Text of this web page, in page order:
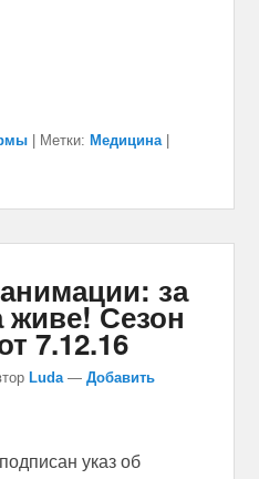
Метки: Медицина
за
живе! Сезон
7.12.16
Luda — Добавить
указ об